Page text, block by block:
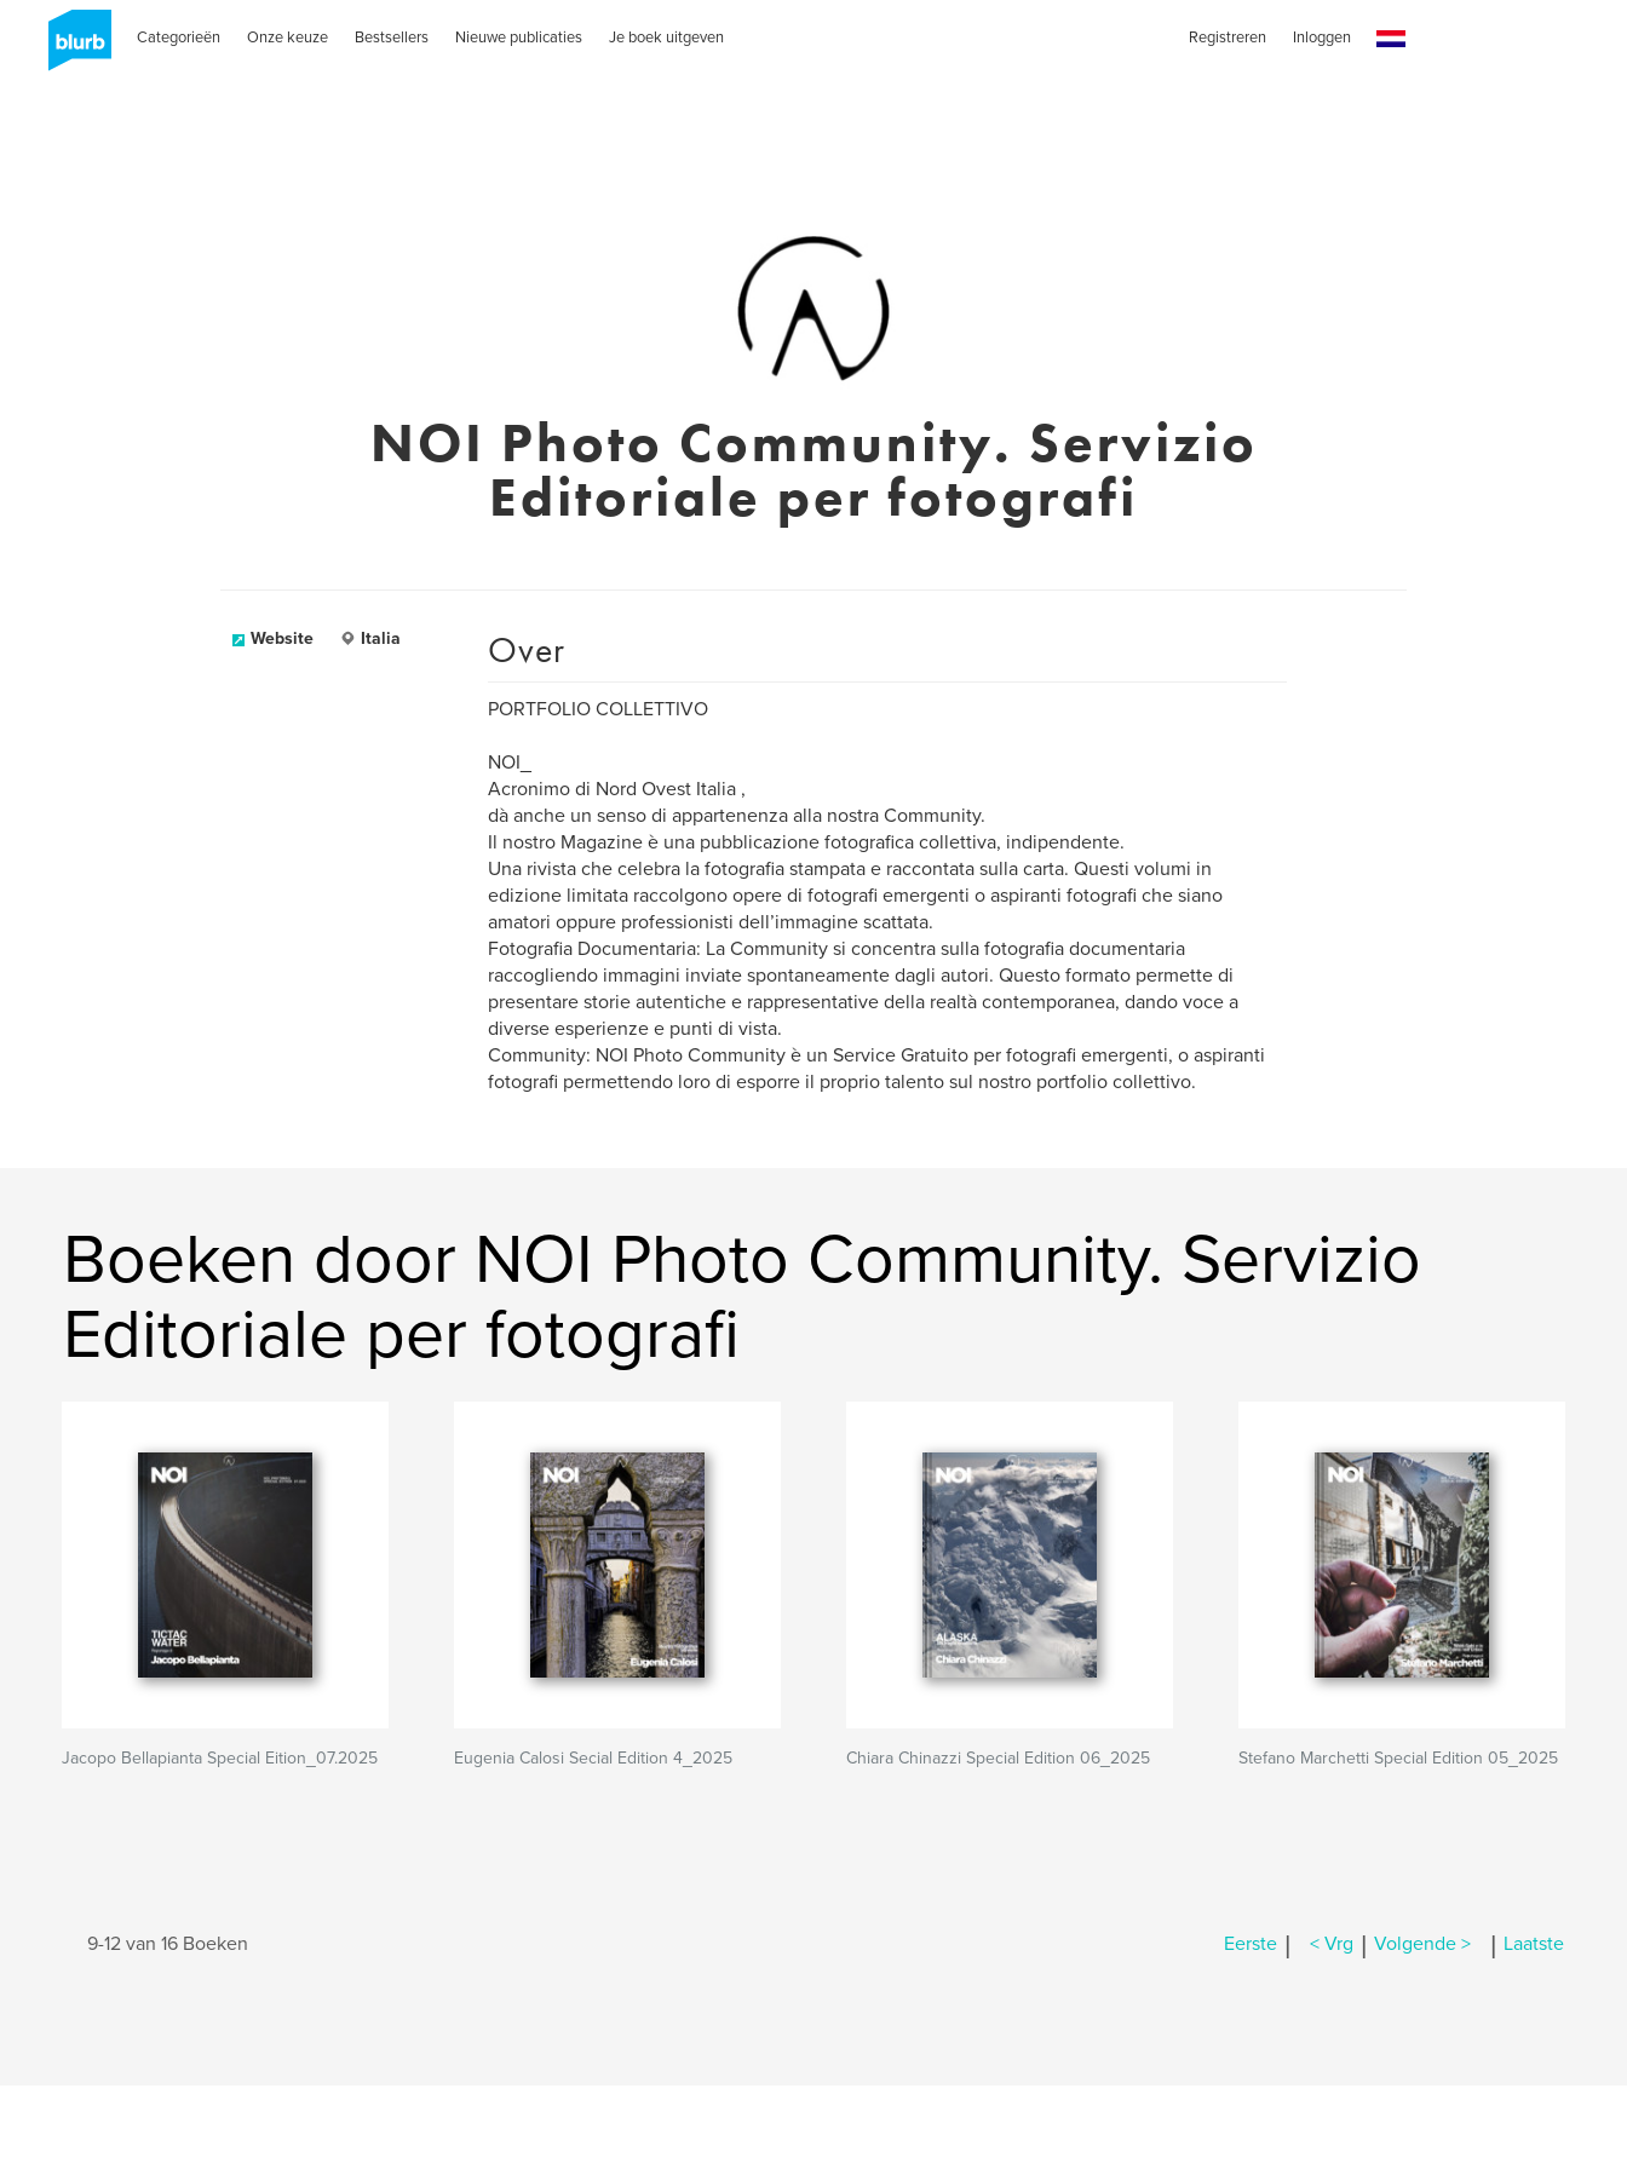
Categorieën Onze keuze Bestsellers Nieuwe publicaties Je boek uitgeven Registreren Inloggen
NOI Photo Community. Servizio
Editoriale per fotografi
Website Italia Over
PORTFOLIO COLLETTIVO
NOI_
Acronimo di Nord Ovest Italia ,
dà anche un senso di appartenenza alla nostra Community.
Il nostro Magazine è una pubblicazione fotografica collettiva, indipendente.
Una rivista che celebra la fotografia stampata e raccontata sulla carta. Questi volumi in
edizione limitata raccolgono opere di fotografi emergenti o aspiranti fotografi che siano
amatori oppure professionisti dell’immagine scattata.
Fotografia Documentaria: La Community si concentra sulla fotografia documentaria
raccogliendo immagini inviate spontaneamente dagli autori. Questo formato permette di
presentare storie autentiche e rappresentative della realtà contemporanea, dando voce a
diverse esperienze e punti di vista.
Community: NOI Photo Community è un Service Gratuito per fotografi emergenti, o aspiranti
fotografi permettendo loro di esporre il proprio talento sul nostro portfolio collettivo.
Boeken door NOI Photo Community. Servizio
Editoriale per fotografi
Jacopo Bellapianta Special Eition_07.2025 Eugenia Calosi Secial Edition 4_2025 Chiara Chinazzi Special Edition 06_2025 Stefano Marchetti Special Edition 05_2025
9-12 van 16 Boeken Eerste | < Vrg | Volgende > | Laatste